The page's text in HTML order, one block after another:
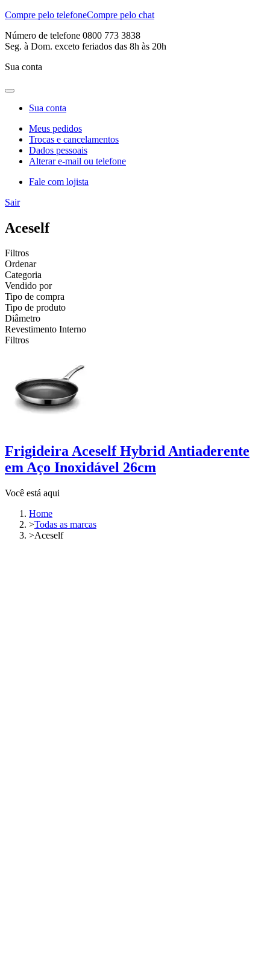
Compre pelo telefoneCompre pelo chat
Número de telefone 0800 773 3838
Seg. à Dom. exceto feriados das 8h às 20h
Sua conta
Sua conta
Meus pedidos
Trocas e cancelamentos
Dados pessoais
Alterar e-mail ou telefone
Fale com lojista
Sair
Aceself
Filtros
Ordenar
Categoria
Vendido por
Tipo de compra
Tipo de produto
Diâmetro
Revestimento Interno
Filtros
Frigideira Aceself Hybrid Antiaderente
em Aço Inoxidável 26cm
Você está aqui
Home
>Todas as marcas
>Aceself